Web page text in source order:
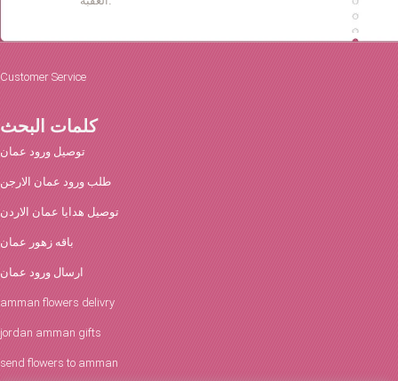
Customer Service
كلمات البحث
توصيل ورود عمان
طلب ورود عمان الارجن
توصيل هدايا عمان الاردن
باقه زهور عمان
ارسال ورود عمان
amman flowers delivry
jordan amman gifts
send flowers to amman